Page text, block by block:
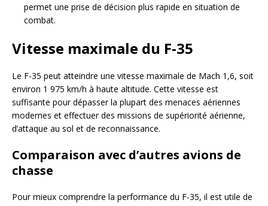
permet une prise de décision plus rapide en situation de
combat.
Vitesse maximale du F-35
Le F-35 peut atteindre une vitesse maximale de Mach 1,6, soit
environ 1 975 km/h à haute altitude. Cette vitesse est
suffisante pour dépasser la plupart des menaces aériennes
modernes et effectuer des missions de supériorité aérienne,
d’attaque au sol et de reconnaissance.
Comparaison avec d’autres avions de
chasse
Pour mieux comprendre la performance du F-35, il est utile de